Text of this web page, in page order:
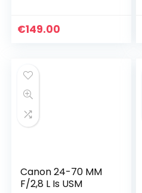
Camera’s Fit Z6 Z7
€149.00
Canon 24-70 MM
F/2,8 L Is USM